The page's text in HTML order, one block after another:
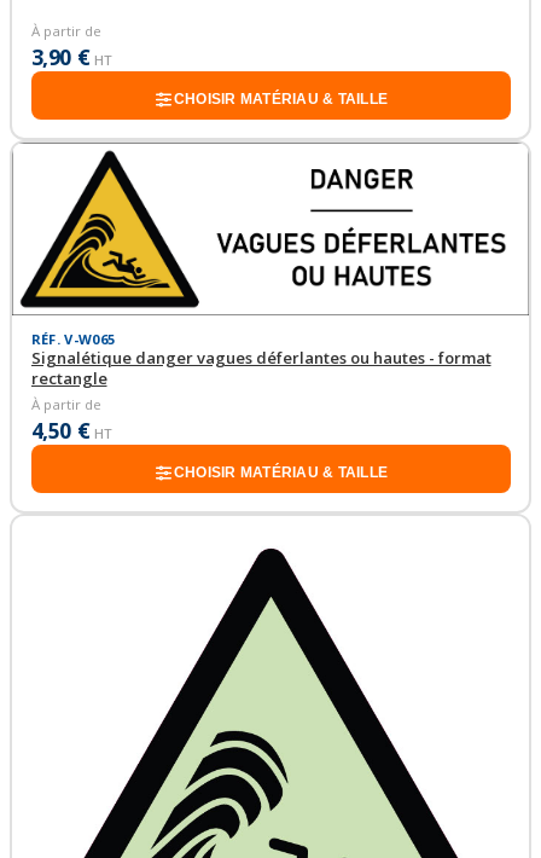
À partir de
3,90 € HT
CHOISIR MATÉRIAU & TAILLE
RÉF. V-W065
Signalétique danger vagues déferlantes ou hautes - format
rectangle
À partir de
4,50 € HT
CHOISIR MATÉRIAU & TAILLE